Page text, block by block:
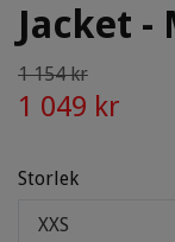
Jacket -
1 154 kr
1 049 kr
Storlek
XXS